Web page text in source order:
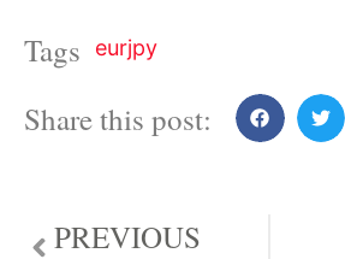
Tags eurjpy
Share this post:
PREVIOUS